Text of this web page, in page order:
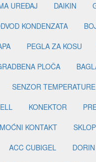
UREĐAJ DAIKIN
KONDENZATA
PEGLA ZA KOSU
PLOČA
SENZOR
KONEKTOR
KONTAKT
ACC CUBIGEL DORIN